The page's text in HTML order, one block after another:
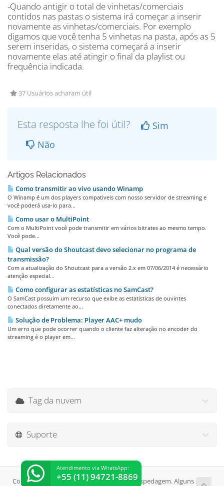
-Quando antigir o total de vinhetas/comerciais
contidos nas pastas o sistema irá começar a inserir
novamente as vinhetas/comerciais. Por exemplo
digamos que você tenha 5 vinhetas na pasta, após as 5
serem inseridas, o sistema começará a inserir
novamente elas até atingir o final da playlist ou
frequência indicada.
37 Usuários acharam útil
Esta resposta lhe foi útil?
Sim
Não
Artigos Relacionados
Como transmitir ao vivo usando Winamp
O Winamp é um dos players compativeis com nosso servidor de streaming e
você poderá usa-lo para...
Como usar o MultiPoint
Com o MultiPoint você pode transmitir em vários bitrates ao mesmo tempo.
Você pode...
Qual versão do Shoutcast devo selecionar no programa de
transmissão?
Com a atualização do Shoutcast para a versão 2.x em 07/06/2014 é necessário
atenção especial...
Como configurar as estatísticas no SamCast?
O SamCast possuim um recurso que exibe as estatisticas de ouvintes
conectados diretamente ao...
Solução de Problema: Player AAC+ mudo
Um erro que pode ocorrer quando o cliente faz alteração no encoder do
streaming é o player em...
Tag da nuvem
Suporte
Copyright © 2026 SejaHost Streaming e Hospedagem. Alguns
Atendimento via WhatsApp:
+55 (11) 94721-8869